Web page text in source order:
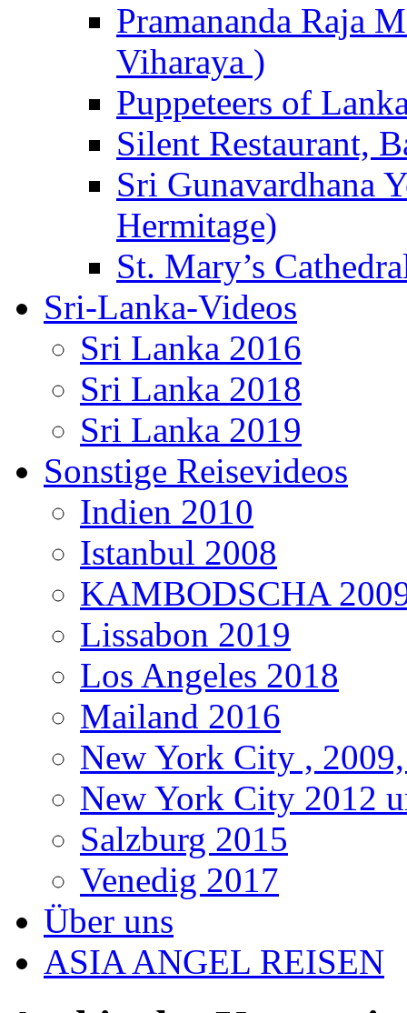
Pramananda Raja
Viharaya )
Puppeteers of
Silent Restaurant,
Sri Gunavardhana
Hermitage)
St. Mary’s
Sri-Lanka-Videos
Sri Lanka 2016
Sri Lanka 2018
Sri Lanka 2019
Sonstige Reisevideos
Indien 2010
Istanbul 2008
KAMBODSCHA
Lissabon 2019
Los Angeles 2018
Mailand 2016
New York City ,
New York City 2012
Salzburg 2015
Venedig 2017
Über uns
ASIA ANGEL REISEN